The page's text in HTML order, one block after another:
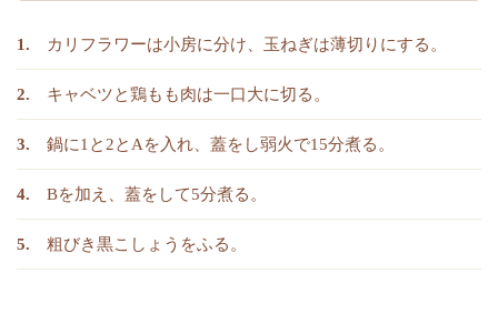
カリフラワーは小房に分け、玉ねぎは薄切りにする。
キャベツと鶏もも肉は一口大に切る。
鍋に1と2とAを入れ、蓋をし弱火で15分煮る。
Bを加え、蓋をして5分煮る。
粗びき黒こしょうをふる。